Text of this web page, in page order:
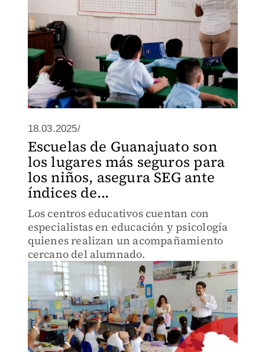
18.03.2025/
Escuelas de Guanajuato son
los lugares más seguros para
los niños, asegura SEG ante
índices de...
Los centros educativos cuentan con
especialistas en educación y psicología
quienes realizan un acompañamiento
cercano del alumnado.